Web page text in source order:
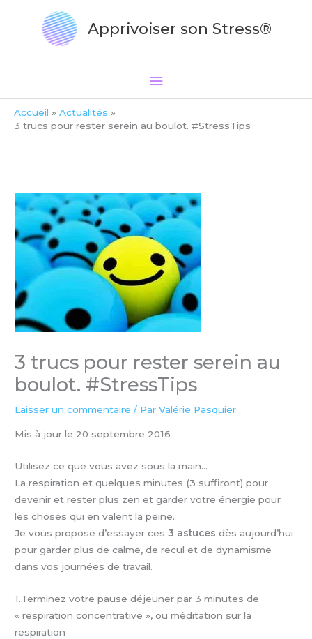
Apprivoiser son Stress®
Accueil
Actualités
3 trucs pour rester serein au boulot. #StressTips
3 trucs pour rester serein au
boulot. #StressTips
Laisser un commentaire / ParValérie Pasquier
Mis à jour le 20 septembre 2016
Utilisez ce que vous avez sous la main…
La respiration et quelques minutes (3 suffiront) pour
devenir et rester plus zen et garder votre énergie pour
les choses qui en valent la peine.
Je vous propose d’essayer ces3 astuces dès aujourd’hui
pour garder plus de calme, de recul et de dynamisme
dans vos journées de travail.
1.Terminez votre pause déjeuner par 3 minutes de
« respiration concentrative », ou méditation sur la
respiration